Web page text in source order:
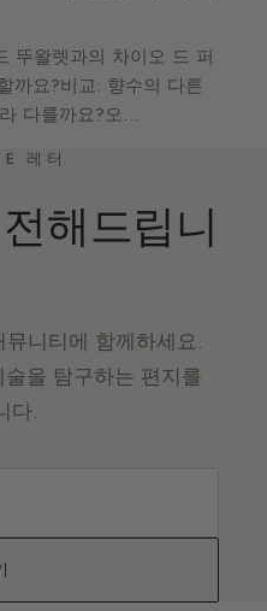
뚜왈렛과의 차이오 드 퍼
까요?비교: 향수의 다른
다를까요?오…
레터
해드립니
니티에 함께하세요.
을 탐구하는 편지를
다.